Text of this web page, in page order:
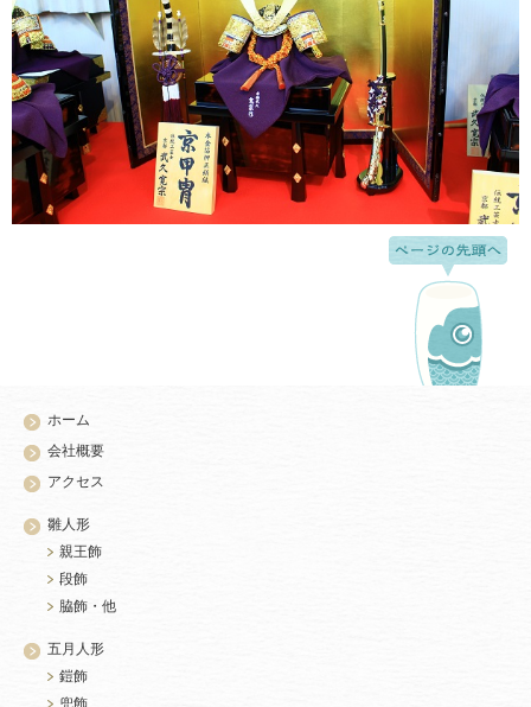
ホーム
会社概要
アクセス
雛人形
親王飾
段飾
脇飾・他
五月人形
鎧飾